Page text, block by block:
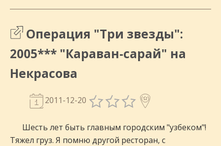
Операция "Три звезды":
2005*** "Караван-сарай" на
Некрасова
2011-12-20
Шесть лет быть главным городским "узбеком"!
Тяжел груз. Я помню другой ресторан, с